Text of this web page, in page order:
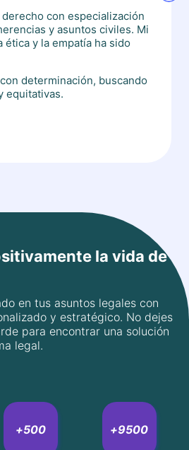
con especialización
y asuntos civiles. Mi
ética y la empatía ha sido
determinación, buscando
equitativas.
la vida de
en tus asuntos legales con
y estratégico. No dejes
para encontrar una solución
legal.
+500 +9500